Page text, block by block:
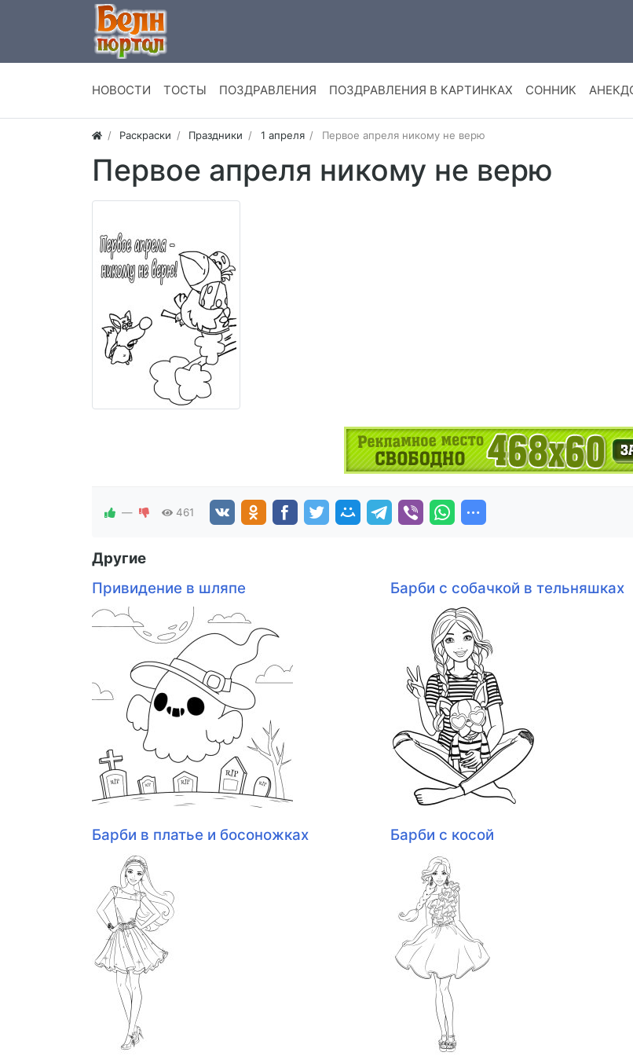
НОВОСТИ ТОСТЫ ПОЗДРАВЛЕНИЯ ПОЗДРАВЛЕНИЯ В КАРТИНКАХ СОННИК
Раскраски Праздники 1 апреля Первое апреля никому не верю
Первое апреля никому не верю
— 461
Другие
Привидение в шляпе
Барби с собачкой в тельняшках
Барби в платье и босоножках Барби с косой